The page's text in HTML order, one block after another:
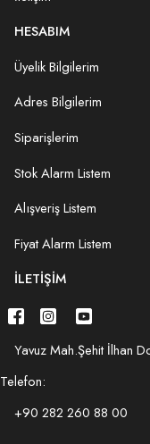
HESABIM
Üyelik Bilgilerim
Adres Bilgilerim
Siparişlerim
Stok Alarm Listem
Alışveriş Listem
Fiyat Alarm Listem
İLETIŞIM
Yavuz Mah.Şehit İlhan
Telefon:
+90 282 260 88 00